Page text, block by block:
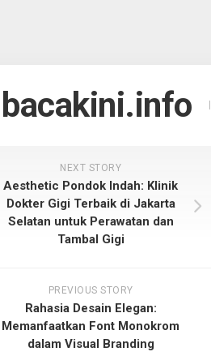
bacakini.info
NEXT STORY
Aesthetic Pondok Indah: Klinik
Dokter Gigi Terbaik di Jakarta
Selatan untuk Perawatan dan
Tambal Gigi
PREVIOUS STORY
Rahasia Desain Elegan:
Memanfaatkan Font Monokrom
dalam Visual Branding